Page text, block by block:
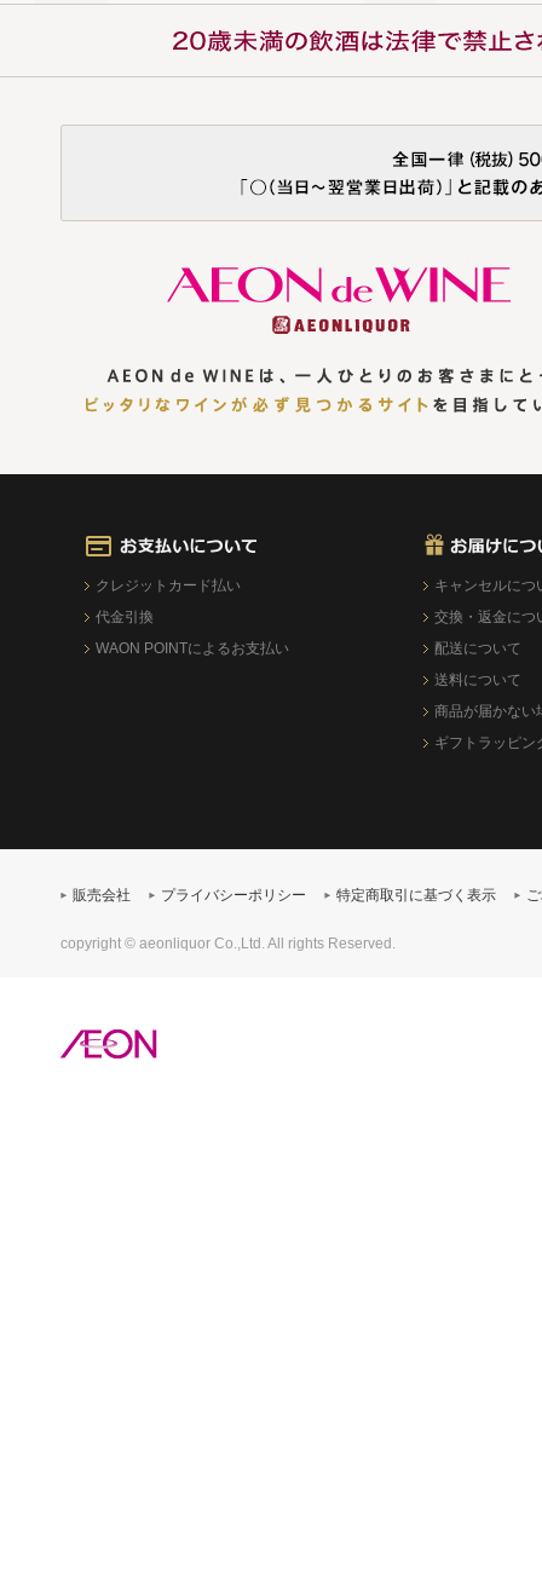
クレジットカード払い
代金引換
WAON POINTによるお支払い
キャンセルにつ
交換・返金につ
配送について
送料について
商品が届かない
ギフトラッピン
販売会社 プライバシーポリシー 特定商取引に基づく表示
copyright © aeonliquor Co.,Ltd. All rights Reserved.